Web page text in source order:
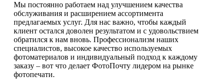
Мы постоянно работаем над улучшением качества
обслуживания и расширением ассортимента
предлагаемых услуг. Для нас важно, чтобы каждый
клиент остался доволен результатом и с удовольствием
обратился к нам вновь. Профессионализм наших
специалистов, высокое качество используемых
фотоматериалов и индивидуальный подход к каждому
заказу – вот что делает ФотоПочту лидером на рынке
фотопечати.